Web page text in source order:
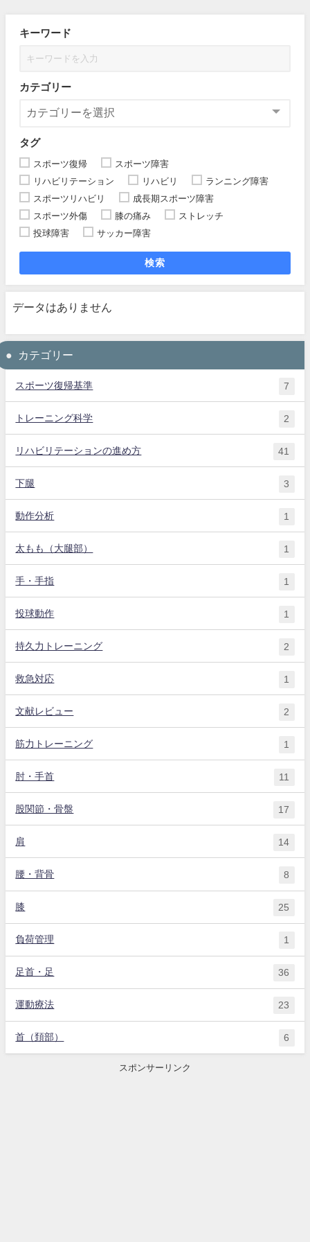
キーワード
カテゴリー
タグ
スポーツ復帰
スポーツ障害
リハビリテーション
リハビリ
ランニング障害
スポーツリハビリ
成長期スポーツ障害
スポーツ外傷
膝の痛み
ストレッチ
投球障害
サッカー障害
検索
データはありません
カテゴリー
スポーツ復帰基準 7
トレーニング科学 2
リハビリテーションの進め方 41
下腿 3
動作分析 1
太もも（大腿部） 1
手・手指 1
投球動作 1
持久力トレーニング 2
救急対応 1
文献レビュー 2
筋力トレーニング 1
肘・手首 11
股関節・骨盤 17
肩 14
腰・背骨 8
膝 25
負荷管理 1
足首・足 36
運動療法 23
首（頚部） 6
スポンサーリンク